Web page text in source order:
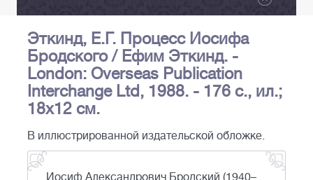
Эткинд, Е.Г. Процесс Иосифа
Бродского / Ефим Эткинд. -
London: Overseas Publication
Interchange Ltd, 1988. - 176 с., ил.;
18x12 см.
В иллюстрированной издательской обложке.
Иосиф Александрович Бродский (1940–